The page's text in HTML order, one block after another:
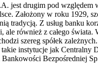
jest drugim pod względem
Założony w roku 1929,
tradycją. Z usług banku
ale również z całego świata.
szereg spółek
instytucje jak Centralny
Bezpośredniej